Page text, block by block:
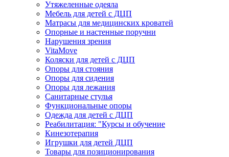
Утяжеленные одеяла
Мебель для детей с ДЦП
Матрасы для медицинских кроватей
Опорные и настенные поручни
Нарушения зрения
VitaMove
Коляски для детей с ДЦП
Опоры для стояния
Опоры для сидения
Опоры для лежания
Санитарные стулья
Функциональные опоры
Одежда для детей с ДЦП
Реабилитация: "Курсы и обучение
Кинезотерапия
Игрушки для детей ДЦП
Товары для позиционирования